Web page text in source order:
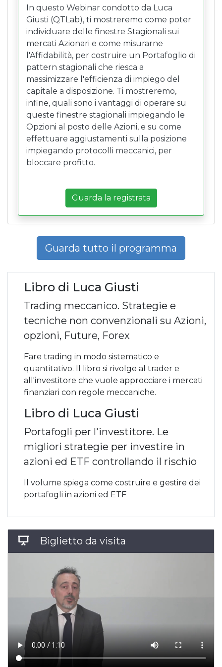
In questo Webinar condotto da Luca
Giusti (QTLab), ti mostreremo come poter
individuare delle finestre Stagionali sui
mercati Azionari e come misurarne
l'Affidabilità, per costruire un Portafoglio di
pattern stagionali che riesca a
massimizzare l'efficienza di impiego del
capitale a disposizione. Ti mostreremo,
infine, quali sono i vantaggi di operare su
queste finestre stagionali impiegando le
Opzioni al posto delle Azioni, e su come
effettuare aggiustamenti sulla posizione
impiegando protocolli meccanici, per
bloccare profitto.
Guarda la registrata
Guarda tutto il programma
Libro di Luca Giusti
Trading meccanico. Strategie e
tecniche non convenzionali su Azioni,
opzioni, Future, Forex
Fare trading in modo sistematico e
quantitativo. Il libro si rivolge al trader e
all'investitore che vuole approcciare i mercati
finanziari con regole meccaniche.
Libro di Luca Giusti
Portafogli per l'investitore. Le
migliori strategie per investire in
azioni ed ETF controllando il rischio
Il volume spiega come costruire e gestire dei
portafogli in azioni ed ETF
Biglietto da visita